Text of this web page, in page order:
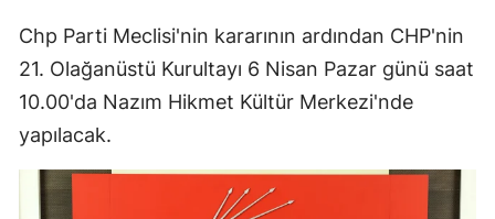
Chp Parti Meclisi'nin kararının ardından CHP'nin
21. Olağanüstü Kurultayı 6 Nisan Pazar günü saat
10.00'da Nazım Hikmet Kültür Merkezi'nde
yapılacak.